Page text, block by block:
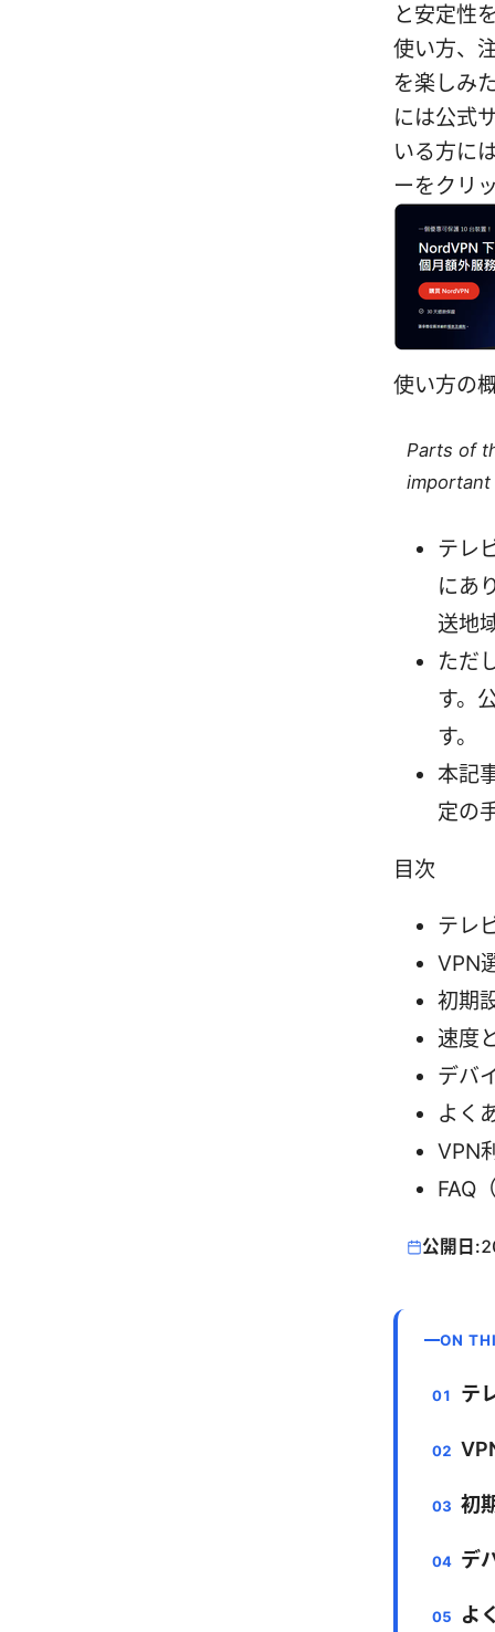
と安定性
使い方、
を楽しみ
には公式
いる方に
ーをクリ
使い方の
Parts of
テレ
にあ
送地
ただ
す。
す。
本記
定の
目次
テレ
VPN
初期
速度
デバ
よく
VPN
FAQ
公開日:
ON
テ
初
デ
よ